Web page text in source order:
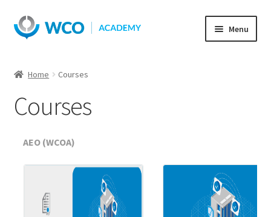
Skip
to
Skip
to
Menu
Home Courses
Courses
AEO (WCOA)